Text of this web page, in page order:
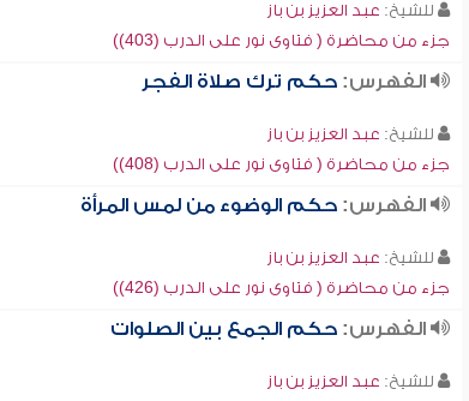
للشيخ: عبد العزيز بن باز
جزء من محاضرة ( فتاوى نور على الدرب (403))
الفهرس: حكم ترك صلاة الفجر
للشيخ: عبد العزيز بن باز
جزء من محاضرة ( فتاوى نور على الدرب (408))
الفهرس: حكم الوضوء من لمس المرأة
للشيخ: عبد العزيز بن باز
جزء من محاضرة ( فتاوى نور على الدرب (426))
الفهرس: حكم الجمع بين الصلوات
للشيخ: عبد العزيز بن باز